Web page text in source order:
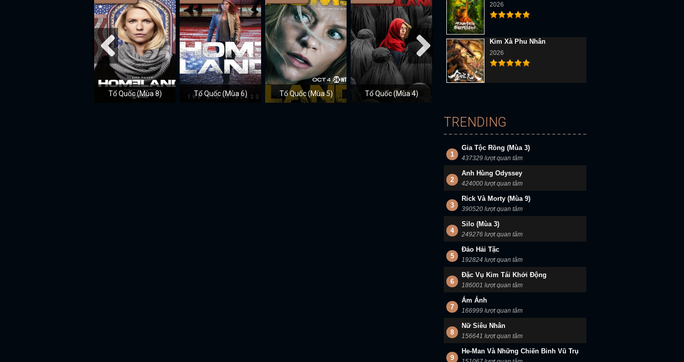
Tổ Quốc (Mùa 8) Tổ Quốc (Mùa 6) Tổ Quốc (Mùa 5) Tổ Quốc (Mùa 4)
2026
Kim Xà Phu Nhân
2026
TRENDING
1
Gia Tộc Rồng (Mùa 3)
437329 lượt quan tâm
2
Anh Hùng Odyssey
424000 lượt quan tâm
3
Rick Và Morty (Mùa 9)
390520 lượt quan tâm
4
Silo (Mùa 3)
249276 lượt quan tâm
5
Đảo Hải Tặc
192824 lượt quan tâm
6
Đặc Vụ Kim Tái Khởi Động
186001 lượt quan tâm
7
Ám Ảnh
166999 lượt quan tâm
8
Nữ Siêu Nhân
156641 lượt quan tâm
9
He-Man Và Những Chiến Binh Vũ Trụ